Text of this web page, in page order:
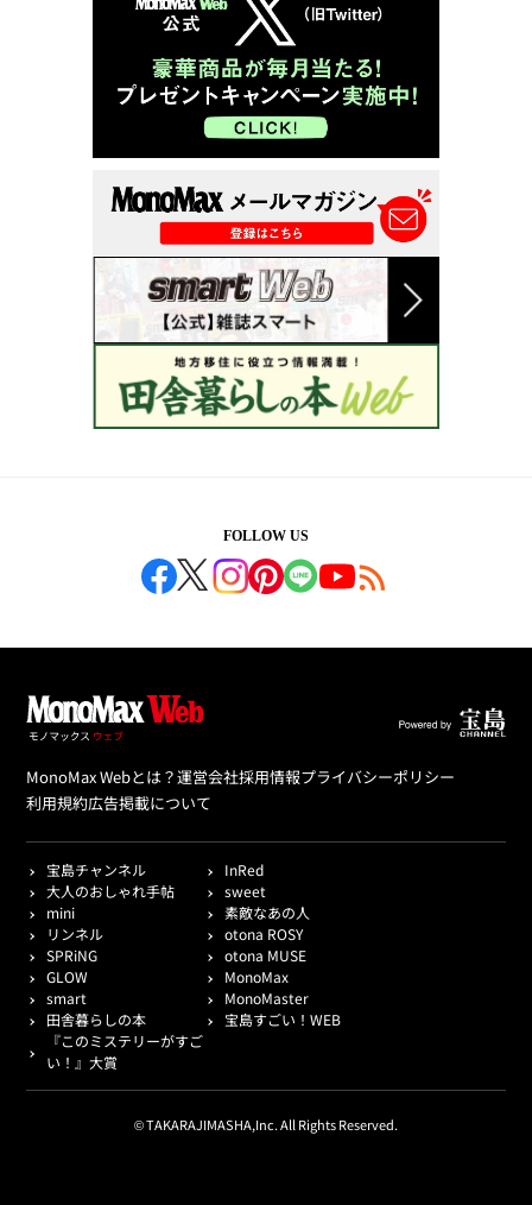
FOLLOW US
MonoMax Webとは？運営会社採用情報プライバシーポリシー
利用規約広告掲載について
宝島チャンネル
InRed
大人のおしゃれ手帖
sweet
mini
素敵なあの人
リンネル
otona ROSY
SPRiNG
otona MUSE
GLOW
MonoMax
smart
MonoMaster
田舎暮らしの本
宝島すごい！WEB
『このミステリーがすご
い！』大賞
© TAKARAJIMASHA,Inc. All Rights Reserved.